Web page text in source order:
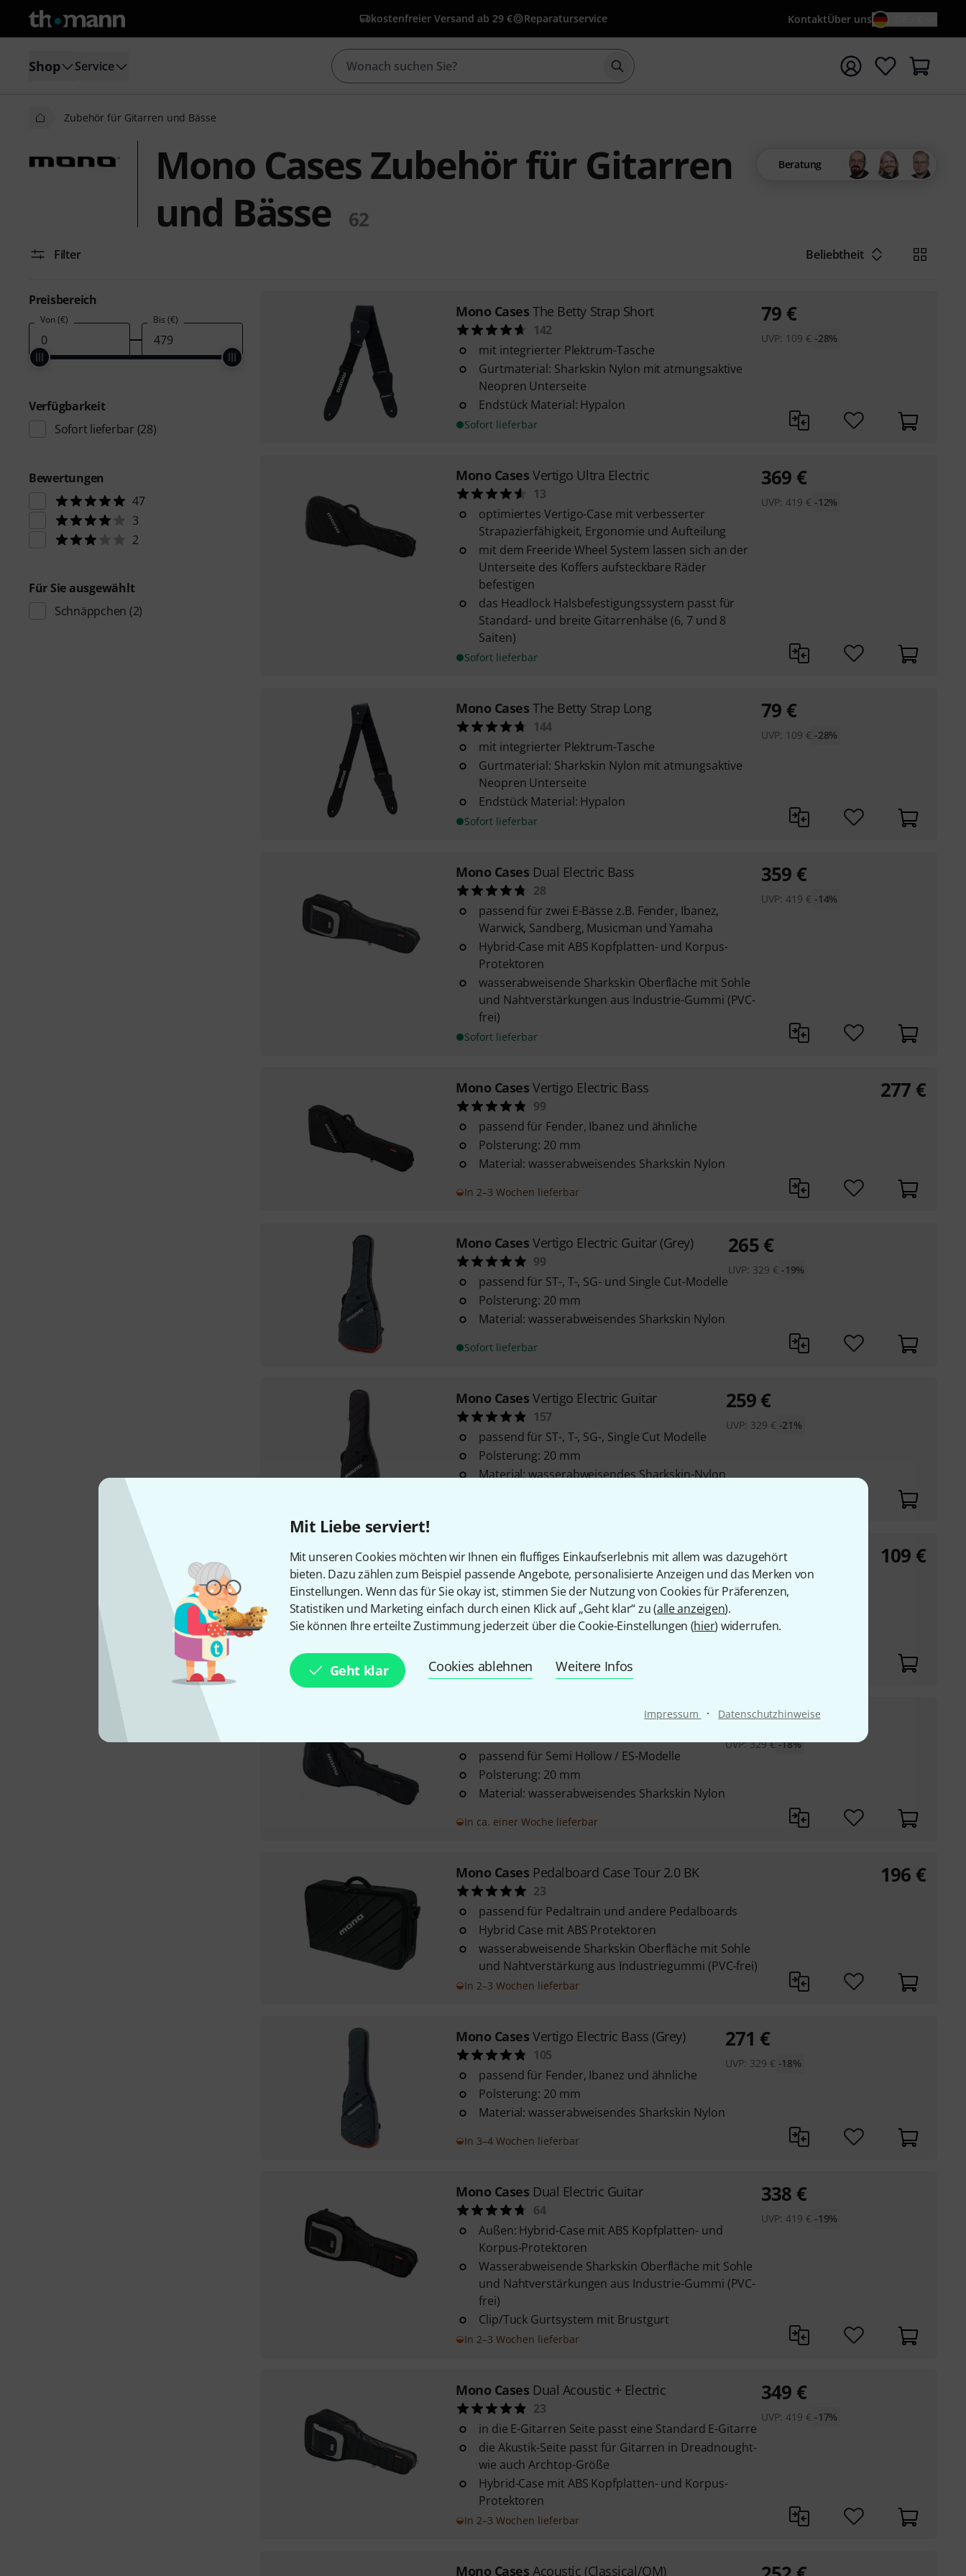
Mit Liebe serviert!
Mit unseren Cookies möchten wir Ihnen ein fluffiges Einkaufserlebnis mit allem was dazugehört
bieten. Dazu zählen zum Beispiel passende Angebote, personalisierte Anzeigen und das Merken von
Einstellungen. Wenn das für Sie okay ist, stimmen Sie der Nutzung von Cookies für Präferenzen,
Statistiken und Marketing einfach durch einen Klick auf „Geht klar“ zu (alle anzeigen).
Sie können Ihre erteilte Zustimmung jederzeit über die Cookie-Einstellungen (hier) widerrufen.
Geht klar Cookies ablehnen Weitere Infos
Impressum · Datenschutzhinweise
kostenfreier Versand ab 29 € Reparaturservice KontaktÜber uns
Shop Service Suche mit Suchwort {searchTerm} starten
Zubehör für Gitarren und Bässe
Mono Cases Zubehör für Gitarren
und Bässe
62
Beratung
Filter Beliebtheit
Preisbereich
Von (€) Bis (€)
Verfügbarkeit
Sofort lieferbar (28)
Bewertungen
47
3
2
Für Sie ausgewählt
Schnäppchen (2)
Mono Cases The Betty Strap Short
142
mit integrierter Plektrum-Tasche
Gurtmaterial: Sharkskin Nylon mit atmungsaktive
Neopren Unterseite
Endstück Material: Hypalon
Sofort lieferbar
79 €
UVP: 109 € -28%
Mono Cases Vertigo Ultra Electric
13
optimiertes Vertigo-Case mit verbesserter
Strapazierfähigkeit, Ergonomie und Aufteilung
mit dem Freeride Wheel System lassen sich an der
Unterseite des Koffers aufsteckbare Räder
befestigen
das Headlock Halsbefestigungssystem passt für
Standard- und breite Gitarrenhälse (6, 7 und 8
Saiten)
Sofort lieferbar
369 €
UVP:419 € -12%
Mono Cases The Betty Strap Long
144
mit integrierter Plektrum-Tasche
Gurtmaterial: Sharkskin Nylon mit atmungsaktive
Neopren Unterseite
Endstück Material: Hypalon
Sofort lieferbar
79 €
UVP: 109 € -28%
Mono Cases Dual Electric Bass
28
passend für zwei E-Bässe z.B. Fender, Ibanez,
Warwick, Sandberg, Musicman und Yamaha
Hybrid-Case mit ABS Kopfplatten- und Korpus-
Protektoren
wasserabweisende Sharkskin Oberfläche mit Sohle
und Nahtverstärkungen aus Industrie-Gummi (PVC-
frei)
Sofort lieferbar
359 €
UVP:419 € -14%
Mono Cases Vertigo Electric Bass
99
passend für Fender, Ibanez und ähnliche
Polsterung: 20 mm
Material: wasserabweisendes Sharkskin Nylon
In 2–3 Wochen lieferbar
277 €
Mono Cases Vertigo Electric Guitar (Grey)
99
passend für ST-, T-, SG- und Single Cut-Modelle
Polsterung: 20 mm
Material: wasserabweisendes Sharkskin Nylon
Sofort lieferbar
265€
UVP: 329 € -19%
Mono Cases Vertigo Electric Guitar
157
passend für ST-, T-, SG-, Single Cut Modelle
Polsterung: 20 mm
Material: wasserabweisendes Sharkskin-Nylon
259€
UVP: 329 € -21%
Mono Cases The Tick 2.0 Black
94
passend für kleine Pedalboards, u.a. Pedaltrain
Nano
10 mm starke Polsterung
Sofort lieferbar
109 €
Vertigo Semi Hollow
passend für Semi Hollow / ES-Modelle
Polsterung: 20 mm
Material: wasserabweisendes Sharkskin Nylon
In ca. einer Woche lieferbar
269€
UVP:329 € -18%
Mono Cases Pedalboard Case Tour 2.0 BK
23
passend für Pedaltrain und andere Pedalboards
Hybrid Case mit ABS Protektoren
wasserabweisende Sharkskin Oberfläche mit Sohle
und Nahtverstärkung aus Industriegummi (PVC-frei)
In 2–3 Wochen lieferbar
196 €
Mono Cases Vertigo Electric Bass (Grey)
105
passend für Fender, Ibanez und ähnliche
Polsterung: 20 mm
Material: wasserabweisendes Sharkskin Nylon
In 3–4 Wochen lieferbar
271 €
UVP: 329 € -18%
Mono Cases Dual Electric Guitar
64
Außen: Hybrid-Case mit ABS Kopfplatten- und
Korpus-Protektoren
Wasserabweisende Sharkskin Oberfläche mit Sohle
und Nahtverstärkungen aus Industrie-Gummi (PVC-
frei)
Clip/Tuck Gurtsystem mit Brustgurt
In 2–3 Wochen lieferbar
338 €
UVP:419 € -19%
Mono Cases Dual Acoustic + Electric
23
in die E-Gitarren Seite passt eine Standard E-Gitarre
die Akustik-Seite passt für Gitarren in Dreadnought-
wie auch Archtop-Größe
Hybrid-Case mit ABS Kopfplatten- und Korpus-
Protektoren
In 2–3 Wochen lieferbar
349 €
UVP:419 € -17%
Mono Cases Acoustic (Classical/OM)